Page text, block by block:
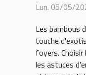
Lun. 05/05/
Les bambous
touche
foyers.
les astuces